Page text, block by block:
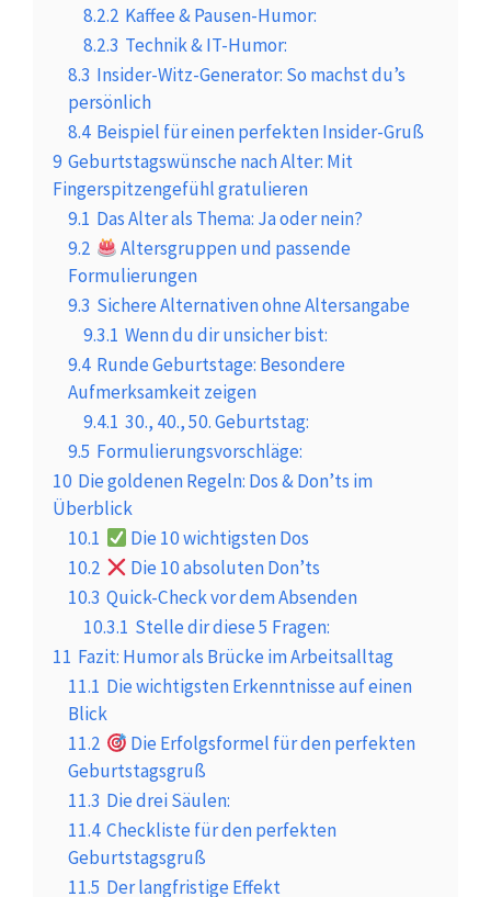
8.2.2 Kaffee & Pausen-Humor:
8.2.3 Technik & IT-Humor:
8.3 Insider-Witz-Generator: So machst du’s
persönlich
8.4 Beispiel für einen perfekten Insider-Gruß
9 Geburtstagswünsche nach Alter: Mit
Fingerspitzengefühl gratulieren
9.1 Das Alter als Thema: Ja oder nein?
9.2
Altersgruppen und passende
Formulierungen
9.3 Sichere Alternativen ohne Altersangabe
9.3.1 Wenn du dir unsicher bist:
9.4 Runde Geburtstage: Besondere
Aufmerksamkeit zeigen
9.4.1 30., 40., 50. Geburtstag:
9.5 Formulierungsvorschläge:
10 Die goldenen Regeln: Dos & Don’ts im
Überblick
10.1
Die 10 wichtigsten Dos
10.2
Die 10 absoluten Don’ts
10.3 Quick-Check vor dem Absenden
10.3.1 Stelle dir diese 5 Fragen:
11 Fazit: Humor als Brücke im Arbeitsalltag
11.1 Die wichtigsten Erkenntnisse auf einen
Blick
11.2
Die Erfolgsformel für den perfekten
Geburtstagsgruß
11.3 Die drei Säulen:
11.4 Checkliste für den perfekten
Geburtstagsgruß
11.5 Der langfristige Effekt